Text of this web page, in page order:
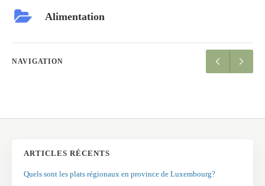
Alimentation
NAVIGATION
ARTICLES RÉCENTS
Quels sont les plats régionaux en province de Luxembourg?